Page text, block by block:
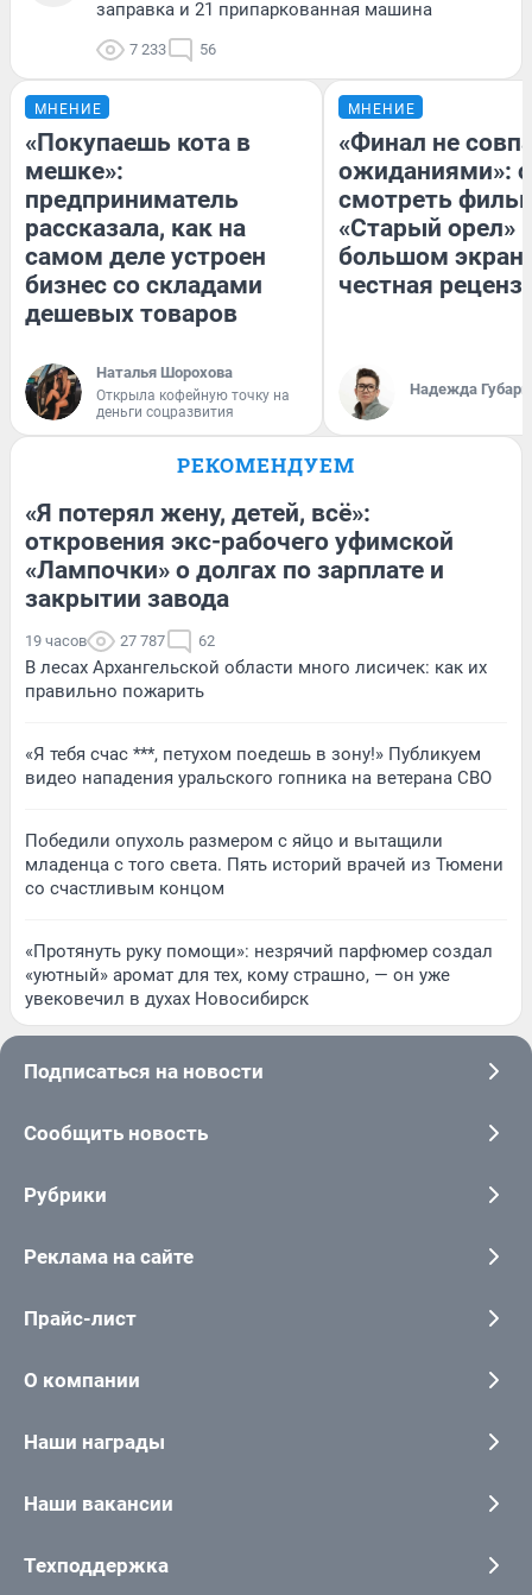
заправка и 21 припаркованная машина
7 233 56
МНЕНИЕ
«Покупаешь кота в
мешке»:
предприниматель
рассказала, как на
самом деле устроен
бизнес со складами
дешевых товаров
Наталья Шорохова
Открыла кофейную точку на
деньги соцразвития
МНЕНИЕ
«Финал не
ожиданиями»:
смотреть
«Старый орел»
большом
честная
Надежда Губарь
РЕКОМЕНДУЕМ
«Я потерял жену, детей, всё»:
откровения экс-рабочего уфимской
«Лампочки» о долгах по зарплате и
закрытии завода
19 часов 27 787 62
В лесах Архангельской области много лисичек: как их
правильно пожарить
«Я тебя счас ***, петухом поедешь в зону!» Публикуем
видео нападения уральского гопника на ветерана СВО
Победили опухоль размером с яйцо и вытащили
младенца с того света. Пять историй врачей из Тюмени
со счастливым концом
«Протянуть руку помощи»: незрячий парфюмер создал
«уютный» аромат для тех, кому страшно, — он уже
увековечил в духах Новосибирск
Подписаться на новости
Сообщить новость
Рубрики
Реклама на сайте
Прайс-лист
О компании
Наши награды
Наши вакансии
Техподдержка